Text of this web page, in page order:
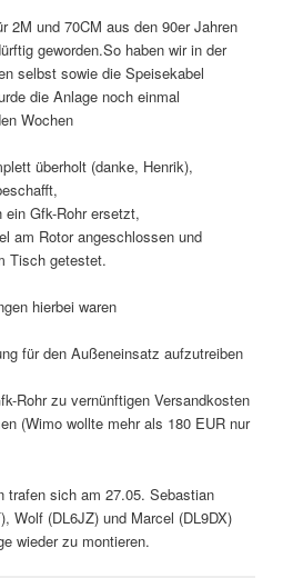
2M und 70CM aus den 90er Jahren
geworden.So haben wir in der
selbst sowie die Speisekabel
die Anlage noch einmal
Wochen
überholt (danke, Henrik),
ein Gfk-Rohr ersetzt,
am Rotor angeschlossen und
Tisch getestet.
hierbei waren
für den Außeneinsatz aufzutreiben
Rohr zu vernünftigen Versandkosten
(Wimo wollte mehr als 180 EUR nur
trafen sich am 27.05. Sebastian
Wolf (DL6JZ) und Marcel (DL9DX)
wieder zu montieren.